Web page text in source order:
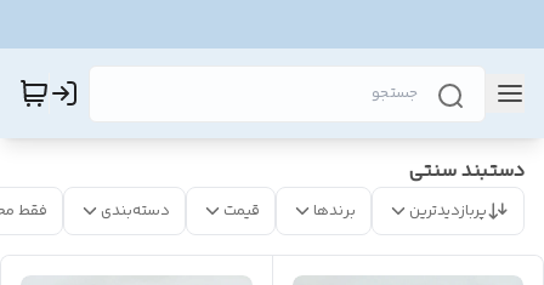
دستبند سنتی
پربازدیدترین برندها قیمت دسته‌بندی فقط